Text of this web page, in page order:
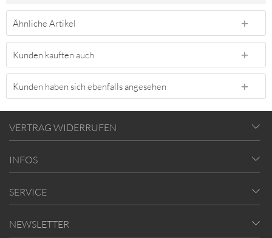
Ähnliche Artikel
Kunden kauften auch
Kunden haben sich ebenfalls angesehen
VERTRAG WIDERRUFEN
INFOS
SERVICE
NEWSLETTER